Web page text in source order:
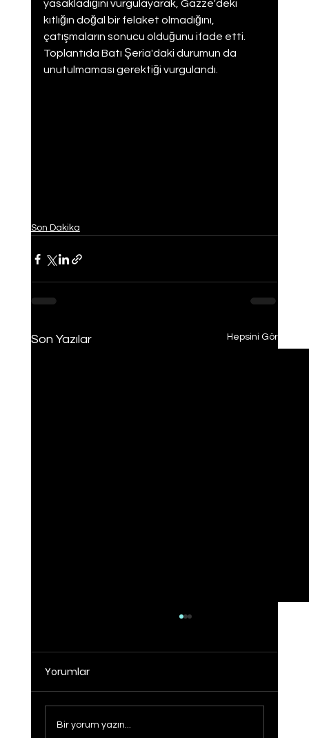
yasakladığını vurgulayarak, Gazze'deki
kıtlığın doğal bir felaket olmadığını,
çatışmaların sonucu olduğunu ifade etti.
Toplantıda Batı Şeria'daki durumun da
unutulmaması gerektiği vurgulandı.
Son Dakika
Son Yazılar Hepsini Gör
Yorumlar
Bir yorum yazın...